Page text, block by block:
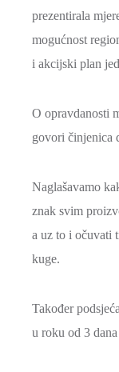
prezentirala
mogućnost
i akcijski plan
O opravdanosti
govori činjenica
Naglašavamo
znak svim
a uz to i očuvati
kuge.
Također
u roku od 3